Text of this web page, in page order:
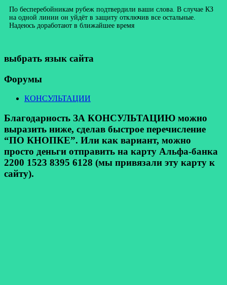
По бесперебойникам рубеж подтвердили ваши слова. В случае КЗ
на одной линии он уйдёт в защиту отключив все остальные.
Надеюсь доработают в ближайшее время
выбрать язык сайта
Форумы
КОНСУЛЬТАЦИИ
Благодарность ЗА КОНСУЛЬТАЦИЮ можно
выразить ниже, сделав быстрое перечисление
“ПО КНОПКЕ”. Или как вариант, можно
просто деньги отправить на карту Альфа-банка
2200 1523 8395 6128 (мы привязали эту карту к
сайту).